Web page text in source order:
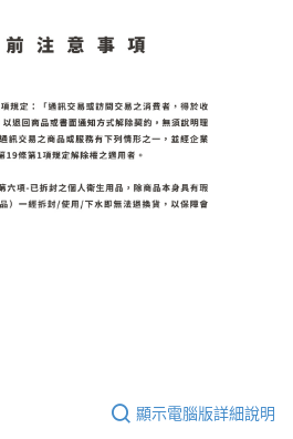
顯示電腦版詳細說明